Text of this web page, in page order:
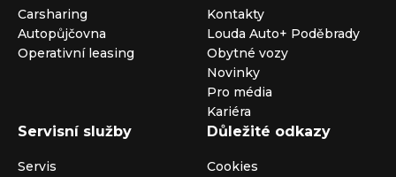
Carsharing
Autopůjčovna
Operativní leasing
Kontakty
Louda Auto+ Poděbrady
Obytné vozy
Novinky
Pro média
Kariéra
Servisní služby
Servis
Důležité odkazy
Cookies